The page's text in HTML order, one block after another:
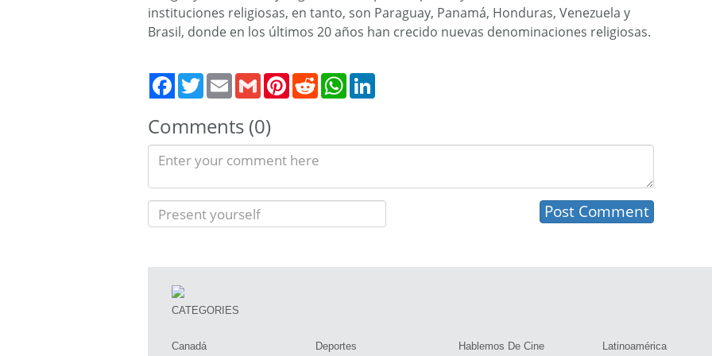
instituciones religiosas, en tanto, son Paraguay, Panamá, Honduras, Venezuela y
Brasil, donde en los últimos 20 años han crecido nuevas denominaciones religiosas.
TwitterEmail Gmail PinterestRedditWhatsApp
Comments (0)
CATEGORIES
Canadá
Deportes
Hablemos De Cine
Latinoamérica